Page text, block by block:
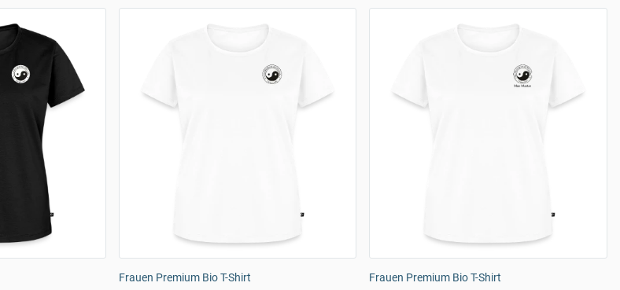
Frauen Premium Bio T-Shirt
Frauen Premium Bio T-Shirt